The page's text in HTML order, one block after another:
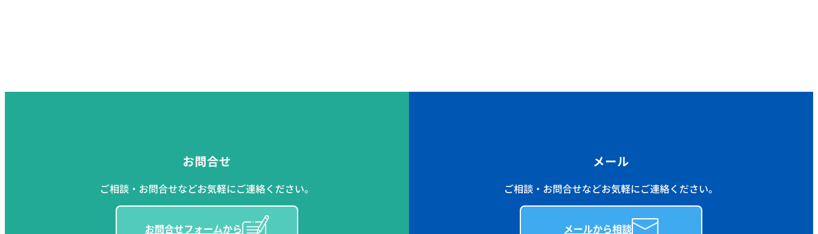
お問合せ
ご相談・お問合せなどお気軽にご連絡ください。
お問合せフォームから
メール
ご相談・お問合せなどお気軽にご連絡ください。
メールから相談